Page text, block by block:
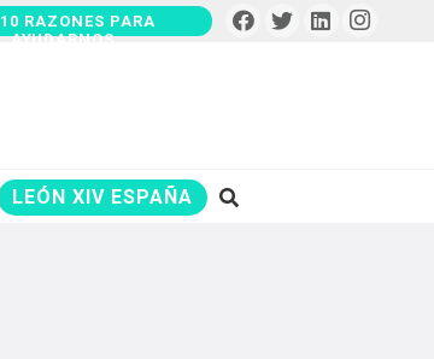
10 RAZONES PARA
AYUDARNOS
LEÓN XIV ESPAÑA